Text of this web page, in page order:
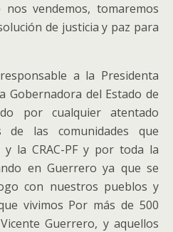
vendemos, tomaremos
de justicia y paz para
a la Presidenta
Gobernadora del Estado de
por cualquier atentado
de las comunidades que
y la CRAC-PF y por toda la
en Guerrero ya que se
con nuestros pueblos y
vivimos Por más de 500
Guerrero, y aquellos